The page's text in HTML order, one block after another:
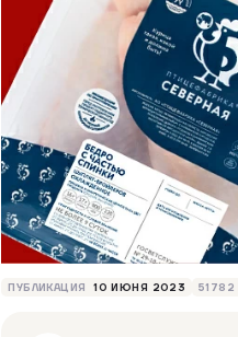
ПУБЛИКАЦИЯ 10 ИЮНЯ 2023